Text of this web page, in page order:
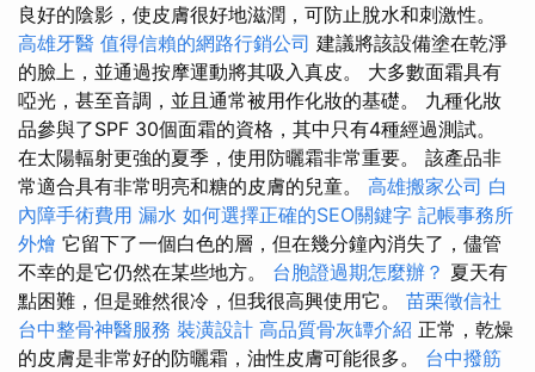
良好的陰影，使皮膚很好地滋潤，可防止脫水和刺激性。
高雄牙醫 值得信賴的網路行銷公司 建議將該設備塗在乾淨
的臉上，並通過按摩運動將其吸入真皮。 大多數面霜具有
啞光，甚至音調，並且通常被用作化妝的基礎。 九種化妝
品參與了SPF 30個面霜的資格，其中只有4種經過測試。
在太陽輻射更強的夏季，使用防曬霜非常重要。 該產品非
常適合具有非常明亮和糖的皮膚的兒童。 高雄搬家公司 白
內障手術費用 漏水 如何選擇正確的SEO關鍵字 記帳事務所
外燴 它留下了一個白色的層，但在幾分鐘內消失了，儘管
不幸的是它仍然在某些地方。 台胞證過期怎麼辦？ 夏天有
點困難，但是雖然很冷，但我很高興使用它。 苗栗徵信社
台中整骨神醫服務 裝潢設計 高品質骨灰罈介紹 正常，乾燥
的皮膚是非常好的防曬霜，油性皮膚可能很多。 台中撥筋